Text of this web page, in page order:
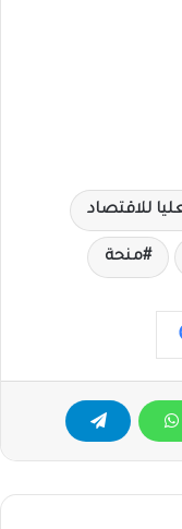
للاقتصاد
منحة